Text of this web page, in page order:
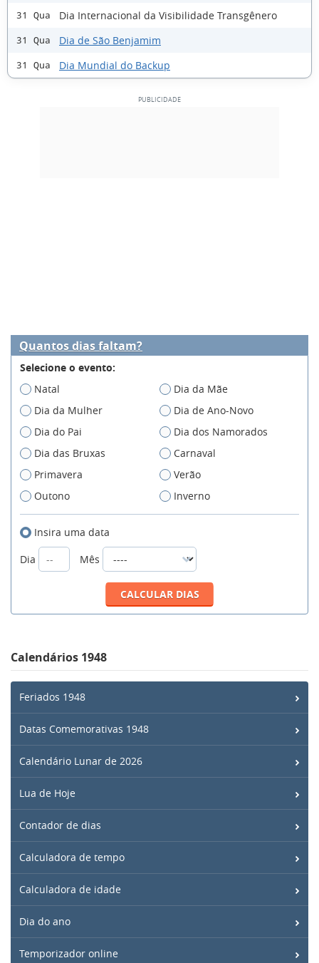
31 Qua Dia Internacional da Visibilidade Transgênero
31 Qua Dia de São Benjamim
31 Qua Dia Mundial do Backup
Quantos dias faltam?
Selecione o evento:
Natal
Dia da Mãe
Dia da Mulher
Dia de Ano-Novo
Dia do Pai
Dia dos Namorados
Dia das Bruxas
Carnaval
Primavera
Verão
Outono
Inverno
Insira uma data
Dia
Mês
Calendários 1948
Feriados 1948
Datas Comemorativas 1948
Calendário Lunar de 2026
Lua de Hoje
Contador de dias
Calculadora de tempo
Calculadora de idade
Dia do ano
Temporizador online